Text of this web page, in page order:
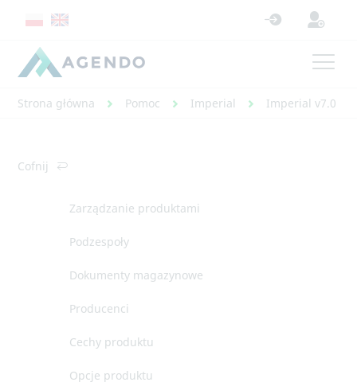
Strona główna Pomoc Imperial Imperial v7.0 -
Cofnij
Zarządzanie produktami
Podzespoły
Dokumenty magazynowe
Producenci
Cechy produktu
Opcje produktu